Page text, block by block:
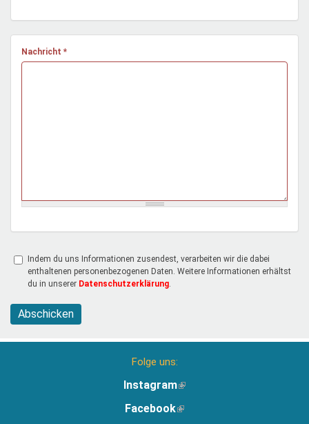
Demokratie & Beteiligung
Nachricht *
Indem du uns Informationen zusendest, verarbeiten wir die dabei
enthaltenen personenbezogenen Daten. Weitere Informationen erhältst
du in unserer Datenschutzerklärung
Abschicken
Folge uns:
Instagram(Link
extern)
Facebook(Link